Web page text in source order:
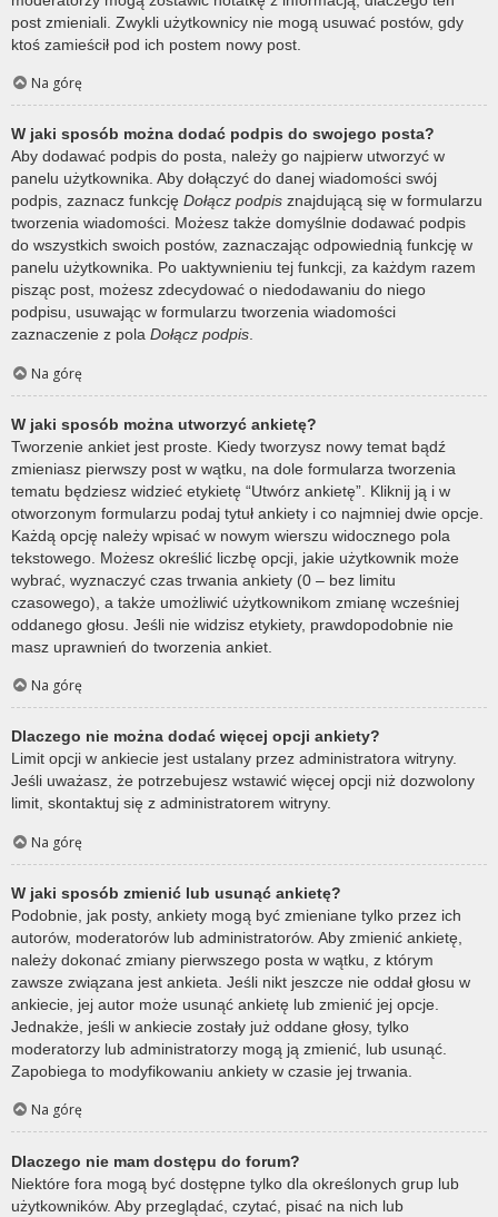
post zmieniali. Zwykli użytkownicy nie mogą usuwać postów, gdy
ktoś zamieścił pod ich postem nowy post.
Na górę
W jaki sposób można dodać podpis do swojego posta?
Aby dodawać podpis do posta, należy go najpierw utworzyć w
panelu użytkownika. Aby dołączyć do danej wiadomości swój
podpis, zaznacz funkcję Dołącz podpis znajdującą się w formularzu
tworzenia wiadomości. Możesz także domyślnie dodawać podpis
do wszystkich swoich postów, zaznaczając odpowiednią funkcję w
panelu użytkownika. Po uaktywnieniu tej funkcji, za każdym razem
pisząc post, możesz zdecydować o niedodawaniu do niego
podpisu, usuwając w formularzu tworzenia wiadomości
zaznaczenie z pola Dołącz podpis.
Na górę
W jaki sposób można utworzyć ankietę?
Tworzenie ankiet jest proste. Kiedy tworzysz nowy temat bądź
zmieniasz pierwszy post w wątku, na dole formularza tworzenia
tematu będziesz widzieć etykietę “Utwórz ankietę”. Kliknij ją i w
otworzonym formularzu podaj tytuł ankiety i co najmniej dwie opcje.
Każdą opcję należy wpisać w nowym wierszu widocznego pola
tekstowego. Możesz określić liczbę opcji, jakie użytkownik może
wybrać, wyznaczyć czas trwania ankiety (0 – bez limitu
czasowego), a także umożliwić użytkownikom zmianę wcześniej
oddanego głosu. Jeśli nie widzisz etykiety, prawdopodobnie nie
masz uprawnień do tworzenia ankiet.
Na górę
Dlaczego nie można dodać więcej opcji ankiety?
Limit opcji w ankiecie jest ustalany przez administratora witryny.
Jeśli uważasz, że potrzebujesz wstawić więcej opcji niż dozwolony
limit, skontaktuj się z administratorem witryny.
Na górę
W jaki sposób zmienić lub usunąć ankietę?
Podobnie, jak posty, ankiety mogą być zmieniane tylko przez ich
autorów, moderatorów lub administratorów. Aby zmienić ankietę,
należy dokonać zmiany pierwszego posta w wątku, z którym
zawsze związana jest ankieta. Jeśli nikt jeszcze nie oddał głosu w
ankiecie, jej autor może usunąć ankietę lub zmienić jej opcje.
Jednakże, jeśli w ankiecie zostały już oddane głosy, tylko
moderatorzy lub administratorzy mogą ją zmienić, lub usunąć.
Zapobiega to modyfikowaniu ankiety w czasie jej trwania.
Na górę
Dlaczego nie mam dostępu do forum?
Niektóre fora mogą być dostępne tylko dla określonych grup lub
użytkowników. Aby przeglądać, czytać, pisać na nich lub